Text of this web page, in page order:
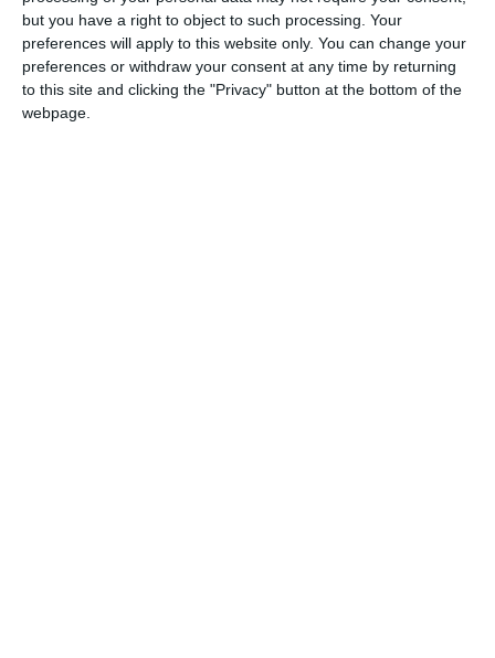
but you have a right to object to such processing. Your
preferences will apply to this website only. You can change your
preferences or withdraw your consent at any time by returning
to this site and clicking the "Privacy" button at the bottom of the
webpage.
secetoasă din istoria măsurătorilor meteorologice din
România. Deficitul de precipitații este deja evident în multe
zone, iar culturile agricole suferă.